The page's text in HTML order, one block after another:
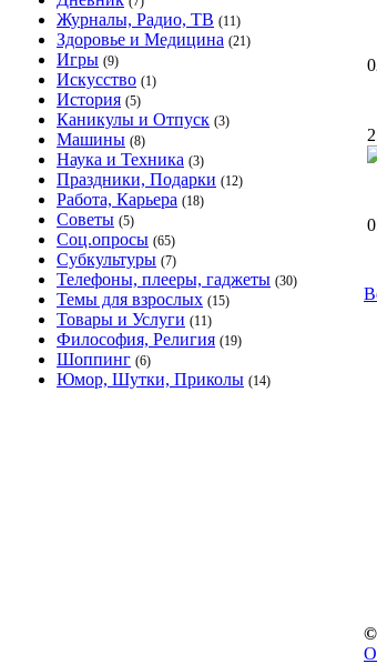
Журналы, Радио, ТВ (11)
Здоровье и Медицина (21)
Игры (9)
Искусство (1)
История (5)
Каникулы и Отпуск (3)
Машины (8)
Наука и Техника (3)
Праздники, Подарки (12)
Работа, Карьера (18)
Советы (5)
Соц.опросы (65)
Субкультуры (7)
Телефоны, плееры, гаджеты (30)
Темы для взрослых (15)
Товары и Услуги (11)
Философия, Религия (19)
Шоппинг (6)
Юмор, Шутки, Приколы (14)
©
О